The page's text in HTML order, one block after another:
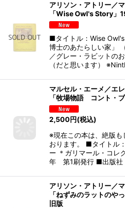
アリソン・アトリー／
「Wise Owl's Story」
■タイトル：Wise
博士のあたらしい家」
／グレー・ラビットの
（だと思います）
マルセル・エーメ／エ
「牧場物語 コント・
2,500円(税込)
※現在この本は、絶版も
おります。 ■タイトル
ー ＊ガリマール・コレ
年 第1刷発行 ■出版社
アリソン・アトリー／
「ねずみのラットのや
旧版